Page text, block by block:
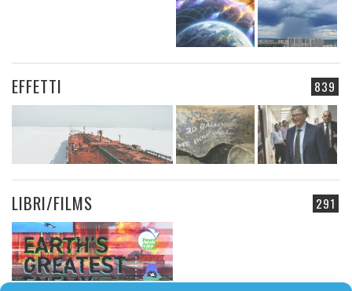
839
EFFETTI
291
LIBRI/FILMS